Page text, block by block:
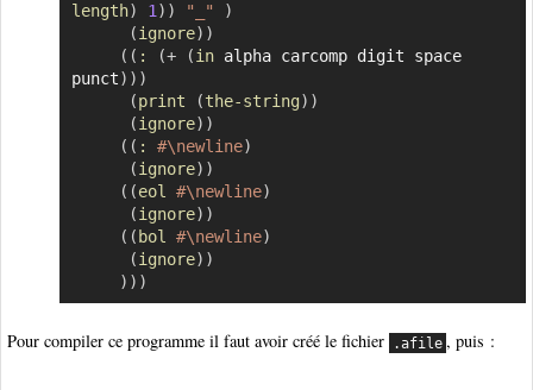
length) 1) ) "_"
)
(ignore) )
( ( : (+ (in alpha carcomp digit space
punct) ) )
(print (the-string) )
(ignore) )
( ( : #\newline)
(ignore) )
( (eol #\newline)
(ignore) )
( ( bol #\newline)
(ignore) )
) ) )
Pour compiler ce programme il faut avoir créé le fichier .afile , puis :